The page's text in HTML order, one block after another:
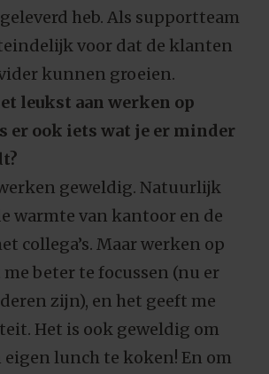
heb. Als supportteam
voor dat de klanten
kunnen groeien.
leukst aan werken op
er ook iets wat je er minder
geweldig. Natuurlijk
warmte van kantoor en de
collega’s. Maar werken op
beter te focussen (nu er
zijn), en het geeft me
Het is ook geweldig om
lunch te koken! En om